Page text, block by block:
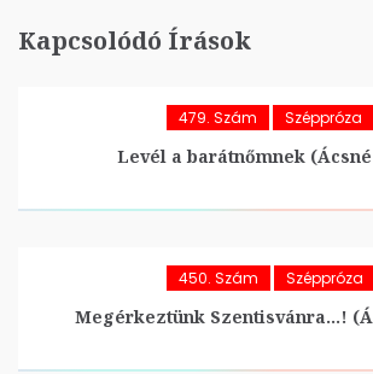
Kapcsolódó Írások
479. Szám Széppróza
Levél a barátnőmnek
450. Szám Széppróza
Megérkeztünk Szentisvánra…!